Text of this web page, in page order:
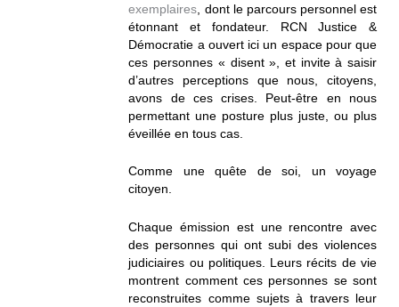
exemplaires , dont le parcours personnel est
étonnant et fondateur. RCN Justice &
Démocratie a ouvert ici un espace pour que
ces personnes « disent », et invite à saisir
d’autres perceptions que nous, citoyens,
avons de ces crises. Peut-être en nous
permettant une posture plus juste, ou plus
éveillée en tous cas.
Comme une quête de soi, un voyage
citoyen.
Chaque émission est une rencontre avec
des personnes qui ont subi des violences
judiciaires ou politiques. Leurs récits de vie
montrent comment ces personnes se sont
reconstruites comme sujets à travers leur